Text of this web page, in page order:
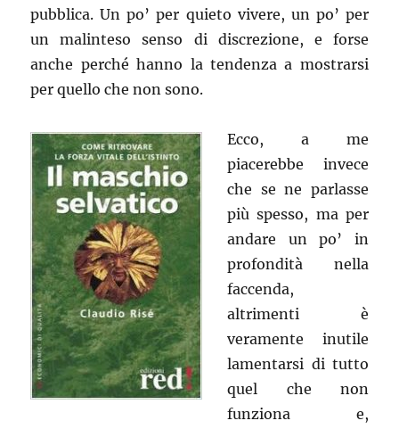
pubblica. Un po’ per quieto vivere, un po’ per
un malinteso senso di discrezione, e forse
anche perché hanno la tendenza a mostrarsi
per quello che non sono.
Ecco, a me
piacerebbe invece
che se ne parlasse
più spesso, ma per
andare un po’ in
profondità nella
faccenda,
altrimenti è
veramente inutile
lamentarsi di tutto
quel che non
funziona e,